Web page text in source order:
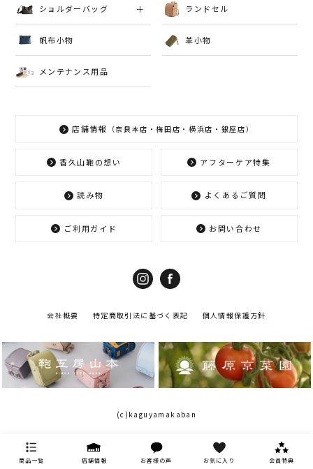
ショルダーバッグ ランドセル
帆布小物
メンテナンス用品
革小物
店舗情報 （奈良本店・梅田店・横浜店・銀座店）
香久山鞄の想い アフターケア特集
読み物 よくあるご質問
ご利用ガイド お問い合わせ
会社概要 特定商取引法に基づく表記 個人情報保護方針
(c)kaguyamakaban
商品一覧 店舗情報 お客様の声 お気に入り 会員特典